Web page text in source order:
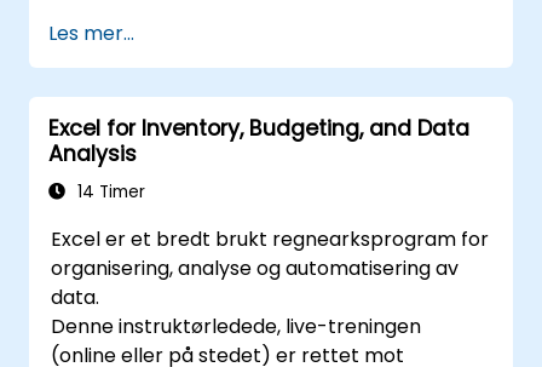
Les mer...
Excel for Inventory, Budgeting, and Data
Analysis
14 Timer
Excel er et bredt brukt regnearksprogram for
organisering, analyse og automatisering av
data.
Denne instruktørledede, live-treningen
(online eller på stedet) er rettet mot